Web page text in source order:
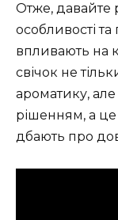
Отже, давайте
особливості
впливають на
свічок не
ароматику,
рішенням, а
дбають про